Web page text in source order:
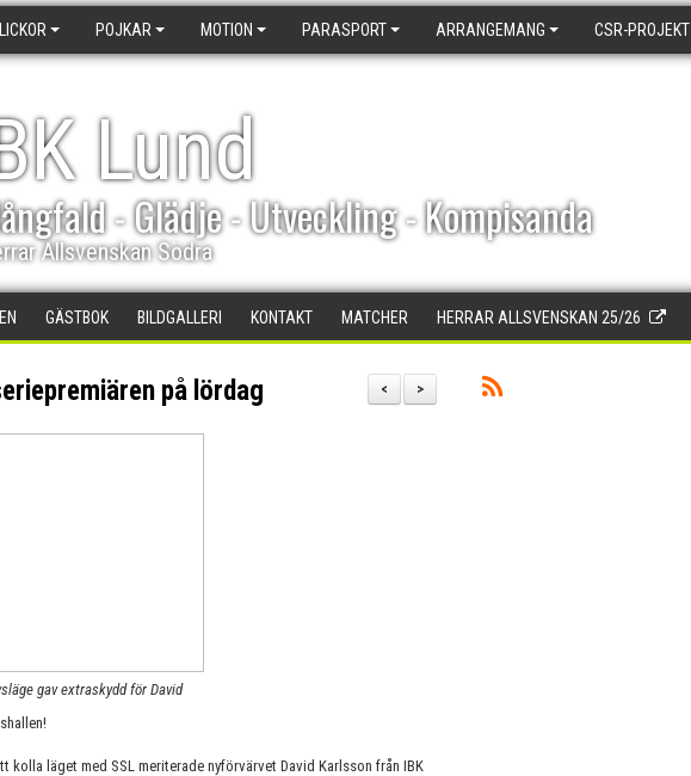
POJKAR MOTION PARASPORT ARRANGEMANG CSR-PROJEKT
Lund
- Glädje - Utveckling - Kompisanda
Allsvenskan Södra
GÄSTBOK BILDGALLERI KONTAKT MATCHER HERRAR ALLSVENSKAN 25/26
>
<
på lördag
gav extraskydd för David
kolla läget med SSL meriterade nyförvärvet David Karlsson från IBK